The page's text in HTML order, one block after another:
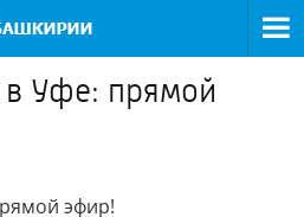
Уфе: прямой
эфир!